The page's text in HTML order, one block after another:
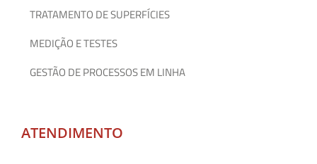
TRATAMENTO DE SUPERFÍCIES
MEDIÇÃO E TESTES
GESTÃO DE PROCESSOS EM LINHA
ATENDIMENTO